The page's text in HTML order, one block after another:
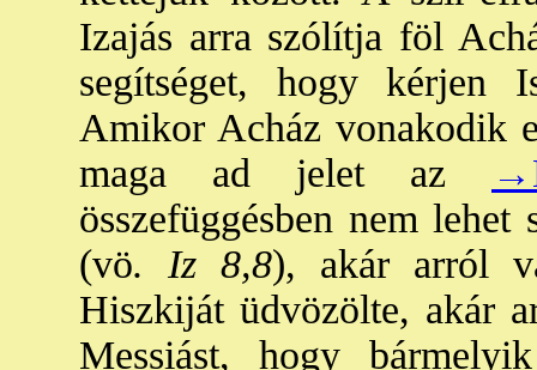
Izajás arra szólítja föl
segítséget, hogy kérjen
Amikor Acház vonakodik
maga ad jelet az
összefüggésben nem
(vö. Iz 8,8), akár arról
Hiszkiját üdvözölte, akár
Messiást, hogy